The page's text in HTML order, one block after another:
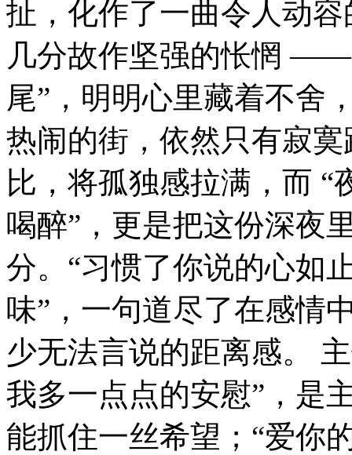
扯，化作了一曲令人动
几分故作坚强的怅惘
尾”，明明心里藏着不舍
热闹的街，依然只有寂
比，将孤独感拉满，而
喝醉”，更是把这份深夜
分。“习惯了你说的心如
味”，一句道尽了在感情
少无法言说的距离感。
我多一点点的安慰”，是
能抓住一丝希望；“爱你